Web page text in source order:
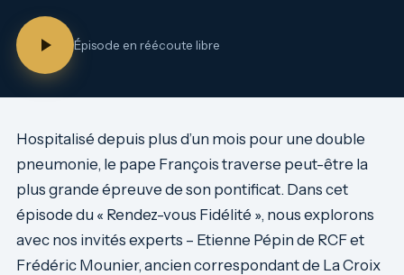
Épisode en réécoute libre
Hospitalisé depuis plus d’un mois pour une double
pneumonie, le pape François traverse peut-être la
plus grande épreuve de son pontificat. Dans cet
épisode du « Rendez-vous Fidélité », nous explorons
avec nos invités experts – Etienne Pépin de RCF et
Frédéric Mounier, ancien correspondant de La Croix